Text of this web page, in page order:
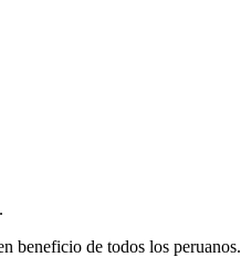
beneficio de todos los peruanos.